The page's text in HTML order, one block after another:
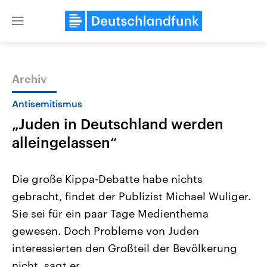
Close
Themen
Landtagswahl Sachsen-Anhalt
2026
Alle Informationen
Sachsen-Anhalt wählt am 6.
September 2026 einen neuen
Landtag. Seit 2021 wird das
Bundesland von einer Koalition aus
USA
Aktuelle Beiträge,
Hintergründe
Wirtschaftlich und
gehören die Vereinigten
den mächtigsten Ländern
Archiv
Antisemitismus
„Juden in Deutschland werden
alleingelassen“
Die große Kippa-Debatte habe nichts
gebracht, findet der Publizist Michael Wuliger.
Sie sei für ein paar Tage Medienthema
gewesen. Doch Probleme von Juden
interessierten den Großteil der Bevölkerung